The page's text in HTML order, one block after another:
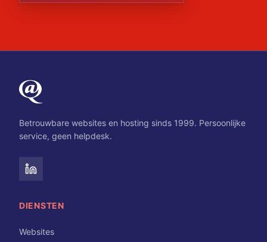
Betrouwbare websites en hosting sinds 1999. Persoonlijke
service, geen helpdesk.
DIENSTEN
Websites